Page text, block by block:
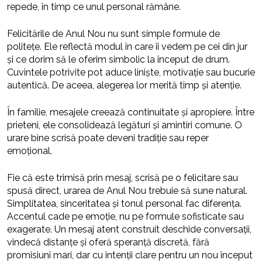
repede, în timp ce unul personal rămâne.
Felicitările de Anul Nou nu sunt simple formule de
politețe. Ele reflectă modul în care îi vedem pe cei din jur
și ce dorim să le oferim simbolic la început de drum.
Cuvintele potrivite pot aduce liniște, motivație sau bucurie
autentică. De aceea, alegerea lor merită timp și atenție.
În familie, mesajele creează continuitate și apropiere. Între
prieteni, ele consolidează legături și amintiri comune. O
urare bine scrisă poate deveni tradiție sau reper
emoțional.
Fie că este trimisă prin mesaj, scrisă pe o felicitare sau
spusă direct, urarea de Anul Nou trebuie să sune natural.
Simplitatea, sinceritatea și tonul personal fac diferența.
Accentul cade pe emoție, nu pe formule sofisticate sau
exagerate. Un mesaj atent construit deschide conversații,
vindecă distanțe și oferă speranță discretă, fără
promisiuni mari, dar cu intenții clare pentru un nou început